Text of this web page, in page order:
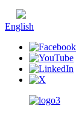
English